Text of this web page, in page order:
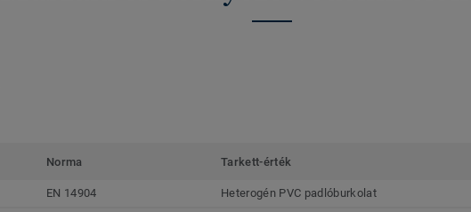
Norma Tarkett-érték
EN 14904 Heterogén PVC padlóburkolat